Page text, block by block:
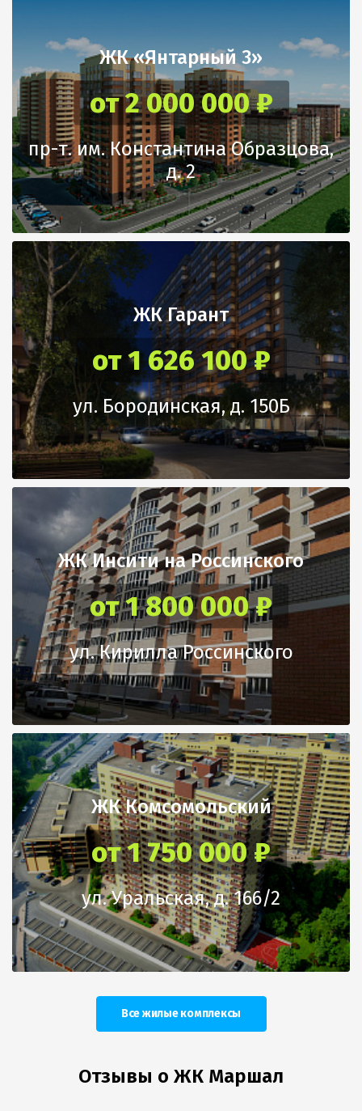
ЖК «Янтарный 3»
от 2 000 000 ₽
пр-т. им. Константина Образцова,
д. 2
ЖК Гарант
от 1 626 100 ₽
ул. Бородинская, д. 150Б
ЖК Инсити на Россинского
от 1 800 000 ₽
ул. Кирилла Россинского
ЖК Комсомольский
от 1 750 000 ₽
ул. Уральская, д. 166/2
Все жилые комплексы
Отзывы о ЖК Маршал